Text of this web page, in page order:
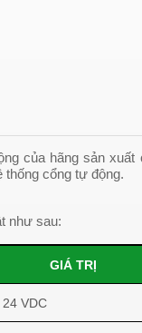
của hãng sản
thống cổng tự động.
như sau:
GIÁ TRỊ
24 VDC